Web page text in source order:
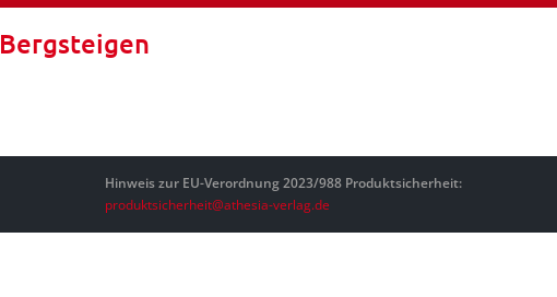
Bergsteigen
Hinweis zur EU-Verordnung 2023/988 Produktsicherheit:
produktsicherheit@athesia-verlag.de